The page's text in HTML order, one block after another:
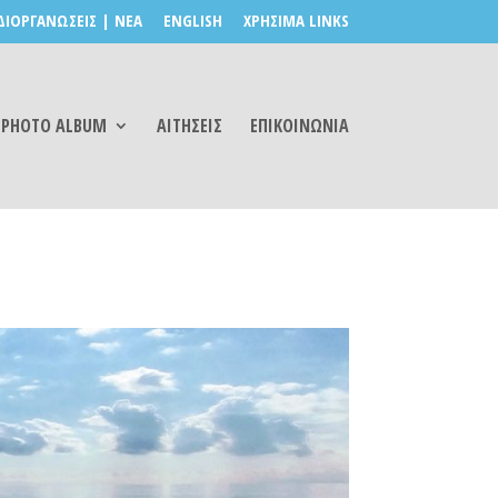
| ΝΕΑ ENGLISH ΧΡΗΣΙΜΑ LINKS
PHOTO ALBUM ΑΙΤΗΣΕΙΣ ΕΠΙΚΟΙΝΩΝΙΑ